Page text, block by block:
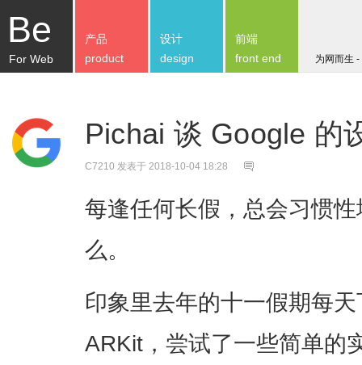
Be
For Web 为网而生
产品
product
设计
design
前端
front end
Pichai 谈 Google 的
C7210 发表于 2018-10-04 18:28
每逢任何长假，总会习惯
么。
印象里去年的十一假期每
ARKit，尝试了一些简单的